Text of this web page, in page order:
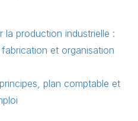
la production industrielle :
et organisation
plan comptable et